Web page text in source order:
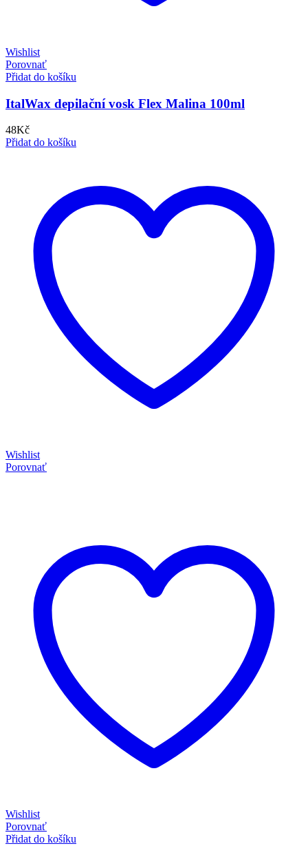
Wishlist
Porovnať
Přidat do košíku
ItalWax depilační vosk Flex Malina 100ml
48Kč
Přidat do košíku
Wishlist
Porovnať
Wishlist
Porovnať
Přidat do košíku